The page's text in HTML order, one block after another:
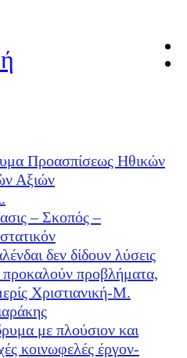
Προασπίσεως Ηθικών
Αξιών
– Σκοπός –
δεν δίδουν λύσεις
προβλήματα,
Χριστιανική-Μ.
με πλούσιον και
κοινωφελές έργον-